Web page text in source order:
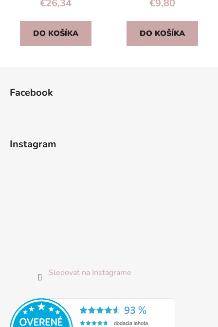
€26,34
DO KOŠÍKA
€9,80
DO KOŠÍKA
Facebook
Instagram
Sledovať na Instagrame